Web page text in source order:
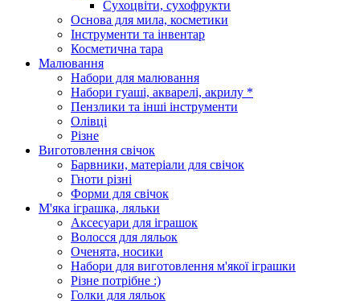
Сухоцвіти, сухофрукти
Основа для мила, косметики
Інструменти та інвентар
Косметична тара
Малювання
Набори для малювання
Набори гуаші, акварелі, акрилу *
Пензлики та інші інструменти
Олівці
Різне
Виготовлення свічок
Барвники, матеріали для свічок
Гноти різні
Форми для свічок
М'яка іграшка, ляльки
Аксесуари для іграшок
Волосся для ляльок
Оченята, носики
Набори для виготовлення м'якої іграшки
Різне потрібне :)
Голки для ляльок